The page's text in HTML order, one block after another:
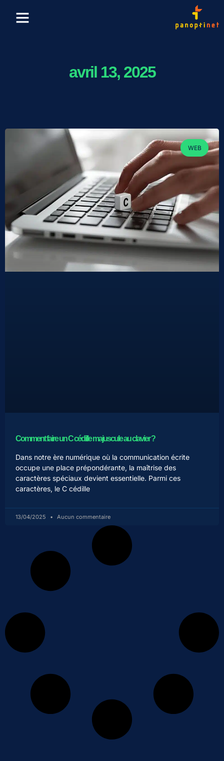
avril 13, 2025
WEB
Comment faire un C cédille majuscule au clavier ?
Dans notre ère numérique où la communication écrite
occupe une place prépondérante, la maîtrise des
caractères spéciaux devient essentielle. Parmi ces
caractères, le C cédille
13/04/2025 Aucun commentaire